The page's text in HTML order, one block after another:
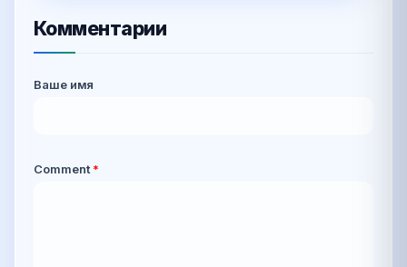
Комментарии
Ваше имя
Comment *